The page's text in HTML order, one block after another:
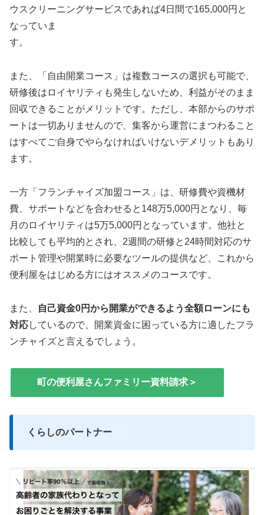
ウスクリーニングサービスであれば4日間で165,000円と
なっていま
す。
また、「自由開業コース」は複数コースの選択も可能で、
研修後はロイヤリティも発生しないため、利益がそのまま
回収できることがメリットです。ただし、本部からのサポ
ートは一切ありませんので、集客から運営にまつわること
はすべてご自身でやらなければいけないデメリットもあり
ます。
一方「フランチャイズ加盟コース」は、研修費や資機材
費、サポートなどを合わせると148万5,000円となり、毎
月のロイヤリティは5万5,000円となっています。他社と
比較しても平均的とされ、2週間の研修と24時間対応のサ
ポート管理や開業時に必要なツールの提供など、これから
便利屋をはじめる方にはオススメのコースです。
また、
自己資金0円から開業ができるよう全額ローンにも
対応しているので、開業資金に困っている方に適したフラ
ンチャイズと言えるでしょう。
町の便利屋さんファミリー資料請求＞
くらしのパートナー